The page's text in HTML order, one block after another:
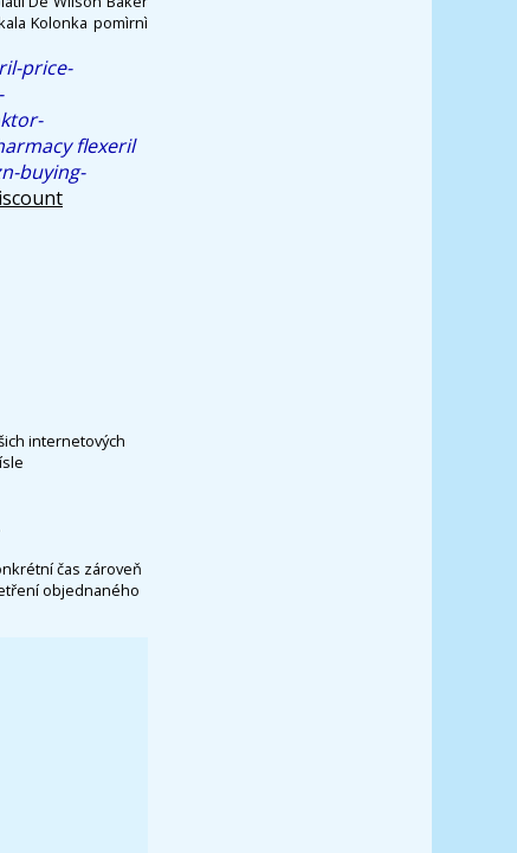
Kolonka pomìrnì
price-
flexeril
buying-
internetových
čas zároveň
objednaného